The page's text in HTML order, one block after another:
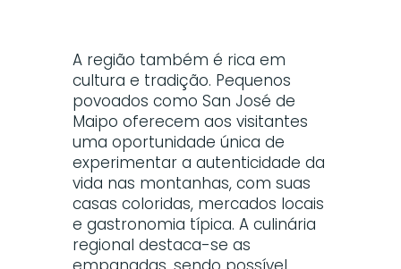
A região também é rica em
cultura e tradição. Pequenos
povoados como San José de
Maipo oferecem aos visitantes
uma oportunidade única de
experimentar a autenticidade da
vida nas montanhas, com suas
casas coloridas, mercados locais
e gastronomia típica. A culinária
regional destaca-se as